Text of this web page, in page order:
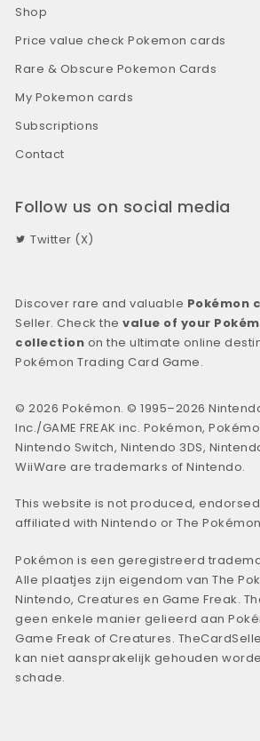
Shop
Price value check Pokemon cards
Rare & Obscure Pokemon Cards
My Pokemon cards
Subscriptions
Contact
Follow us on social media
Twitter (X)
Discover rare and valuable Pokémon
Seller. Check thevalue of your
collection on the ultimate online
Pokémon Trading Card Game.
© 2026 Pokémon. © 1995–2026
Inc./GAME FREAK inc. Pokémon,
Nintendo Switch, Nintendo 3DS,
WiiWare are trademarks of Nintendo.
This website is not produced,
affiliated with Nintendo or The
Pokémon is een geregistreerd
Alle plaatjes zijn eigendom van The
Nintendo, Creatures en Game Freak.
geen enkele manier gelieerd aan
Game Freak of Creatures.
kan niet aansprakelijk gehouden
schade.